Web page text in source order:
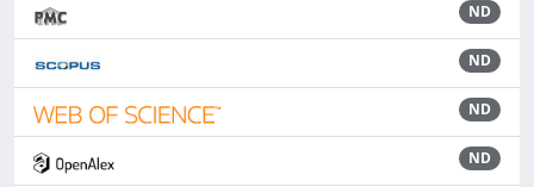
ND
ND
ND
ND